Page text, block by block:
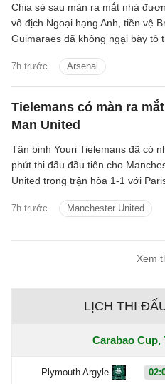
7h trước Arsenal
Chia sẻ sau màn ra mắt nhà
vô địch Ngoại hạng Anh, tiền vệ
Guimaraes đã không ngại bày tỏ
tạo nên những điều lớn lao.
Tielemans có màn ra
Man United
7h trước Manchester United
Tân binh Youri Tielemans đã có
phút thi đấu đầu tiên cho
United trong trận hòa 1-1 với Paris
Xem
LỊCH THI
Carabao Cup,
Plymouth Argyle